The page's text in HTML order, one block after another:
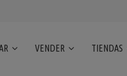
VENDER TIENDAS